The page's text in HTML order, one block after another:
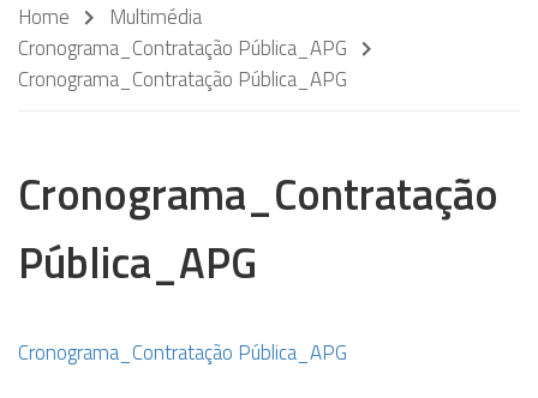
Home
Multimédia
Cronograma_Contratação Pública_APG
Cronograma_Contratação Pública_APG
Cronograma_Contratação
Pública_APG
Cronograma_Contratação Pública_APG